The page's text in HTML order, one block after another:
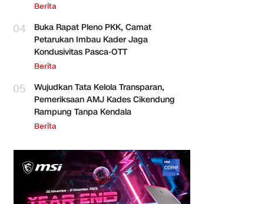
Berita
04
Buka Rapat Pleno PKK, Camat
Petarukan Imbau Kader Jaga
Kondusivitas Pasca-OTT
Berita
05
Wujudkan Tata Kelola Transparan,
Pemeriksaan AMJ Kades Cikendung
Rampung Tanpa Kendala
Berita